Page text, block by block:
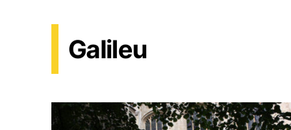
Galileu